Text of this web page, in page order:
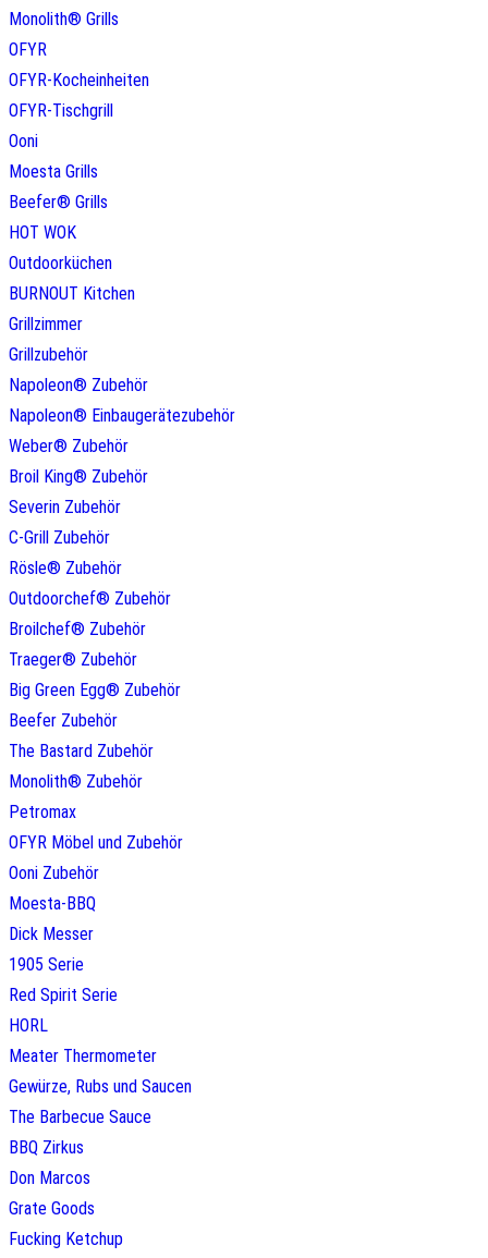
Monolith® Grills
OFYR
OFYR-Kocheinheiten
OFYR-Tischgrill
Ooni
Moesta Grills
Beefer® Grills
HOT WOK
Outdoorküchen
BURNOUT Kitchen
Grillzimmer
Grillzubehör
Napoleon® Zubehör
Napoleon® Einbaugerätezubehör
Weber® Zubehör
Broil King® Zubehör
Severin Zubehör
C-Grill Zubehör
Rösle® Zubehör
Outdoorchef® Zubehör
Broilchef® Zubehör
Traeger® Zubehör
Big Green Egg® Zubehör
Beefer Zubehör
The Bastard Zubehör
Monolith® Zubehör
Petromax
OFYR Möbel und Zubehör
Ooni Zubehör
Moesta-BBQ
Dick Messer
1905 Serie
Red Spirit Serie
HORL
Meater Thermometer
Gewürze, Rubs und Saucen
The Barbecue Sauce
BBQ Zirkus
Don Marcos
Grate Goods
Fucking Ketchup